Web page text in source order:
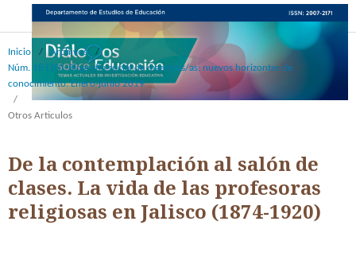
Inicio / Archivos
/
Núm. 18 (10): Biografía social de maestros/as: nuevos horizontes de
conocimiento. Enero-junio 2019
/
Otros Articulos
De la contemplación al salón de
clases. La vida de las profesoras
religiosas en Jalisco (1874-1920)